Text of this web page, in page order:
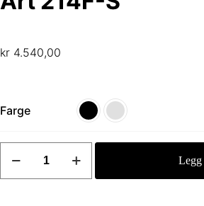
kr 4.540,00
Farge
Legg